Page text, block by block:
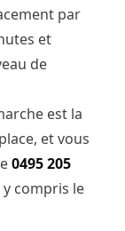
par
et
de
est la
et vous
0495 205
compris le